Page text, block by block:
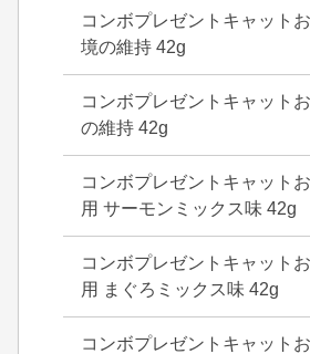
コンボプレゼントキャット
境の維持 42g
コンボプレゼントキャット
の維持 42g
コンボプレゼントキャット
用 サーモンミックス味 42g
コンボプレゼントキャット
用 まぐろミックス味 42g
コンボプレゼントキャット